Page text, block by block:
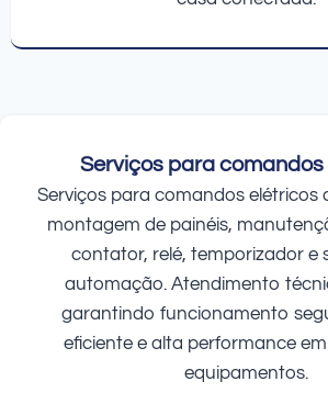
Serviços para
Serviços para comandos elétricos
montagem de painéis,
contator, relé, temporizador e
automação. Atendimento
garantindo funcionamento
eficiente e alta performance
equipamentos.